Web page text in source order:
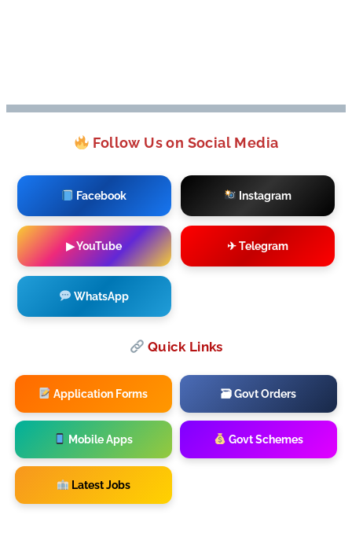
Follow Us on Social Media
Facebook Instagram
▶ YouTube ✈ Telegram
WhatsApp
Quick Links
Application Forms 🗃 Govt Orders
Mobile Apps Govt Schemes
Latest Jobs